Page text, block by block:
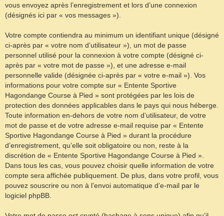
vous envoyez après l’enregistrement et lors d’une connexion
(désignés ici par « vos messages »).
Votre compte contiendra au minimum un identifiant unique (désigné
ci-après par « votre nom d’utilisateur »), un mot de passe
personnel utilisé pour la connexion à votre compte (désigné ci-
après par « votre mot de passe »), et une adresse e-mail
personnelle valide (désignée ci-après par « votre e-mail »). Vos
informations pour votre compte sur « Entente Sportive
Hagondange Course à Pied » sont protégées par les lois de
protection des données applicables dans le pays qui nous héberge.
Toute information en-dehors de votre nom d’utilisateur, de votre
mot de passe et de votre adresse e-mail requise par « Entente
Sportive Hagondange Course à Pied » durant la procédure
d’enregistrement, qu’elle soit obligatoire ou non, reste à la
discrétion de « Entente Sportive Hagondange Course à Pied ».
Dans tous les cas, vous pouvez choisir quelle information de votre
compte sera affichée publiquement. De plus, dans votre profil, vous
pouvez souscrire ou non à l’envoi automatique d’e-mail par le
logiciel phpBB.